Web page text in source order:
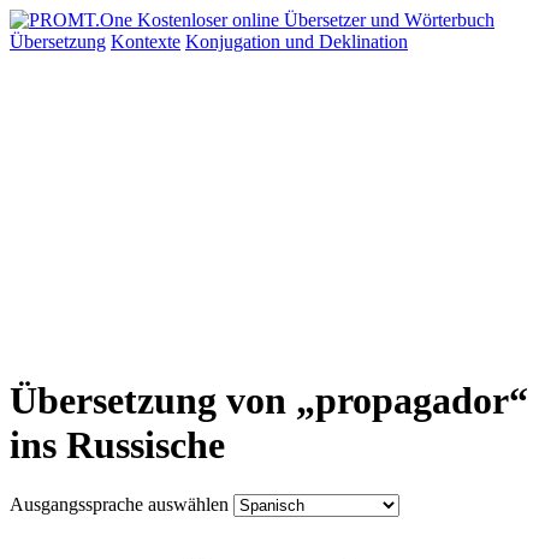
Übersetzung Kontexte Konjugation und Deklination
Übersetzung von „propagador“
ins Russische
Ausgangssprache auswählen